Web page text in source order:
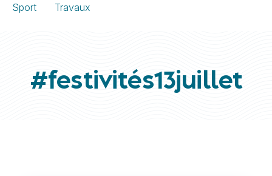
Sport Travaux
#festivités13juillet